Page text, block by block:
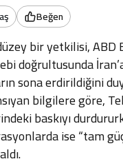
Beğen
bir yetkilisi, ABD
doğrultusunda
sona erdirildiğini
bilgilere göre,
baskıyı
ise “tam